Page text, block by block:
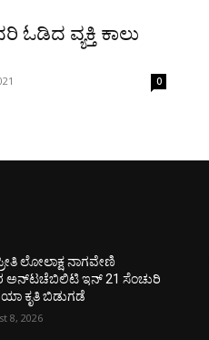
ವ್ಯಕ್ತಿ ಕಾಲು
0
ಲೋಲಾಕ್ಷ ನಾಗವೇಣಿ
ಅನ್‌ಟಚೆಬಿಲಿಟಿ ಇನ್ 21 ಸೆಂಚುರಿ
ಕೃತಿ ಬಿಡುಗಡೆ
8, 2026